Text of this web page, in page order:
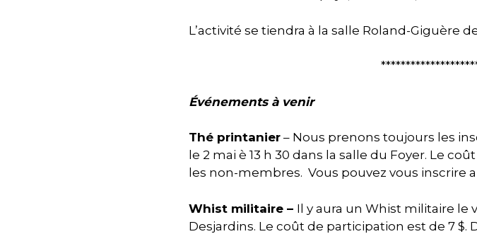
L’activité se tiendra à la salle Roland-Giguère
Événements à venir
Thé printanier – Nous prenons toujours les
le 2 mai è 13 h 30 dans la salle du Foyer. Le
les non-membres. Vous pouvez vous inscrire
Whist militaire – Il y aura un Whist militaire le
Desjardins. Le coût de participation est de 7